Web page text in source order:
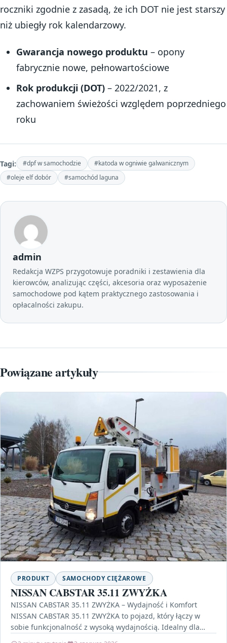
roczniki zgodnie z zasadą, że ich DOT nie jest starszy
niż ubiegły rok kalendarzowy.
Gwarancja nowego produktu – opony
fabrycznie nowe, pełnowartościowe
Rok produkcji (DOT)– 2022/2021, z
zachowaniem świeżości względem poprzedniego
roku
Tagi: #dpf w samochodzie
#katoda w ogniwie galwanicznym
#oleje elf dobór
#samochód laguna
admin
Redakcja WZPS przygotowuje poradniki i zestawienia dla
kierowców, analizując części, akcesoria oraz wyposażenie
samochodowe pod kątem praktycznego zastosowania i
opłacalności zakupu.
Powiązane artykuły
PRODUKT SAMOCHODY CIĘŻAROWE
NISSAN CABSTAR 35.11 ZWYŻKA
NISSAN CABSTAR 35.11 ZWYŻKA – Wydajność i Komfort
NISSAN CABSTAR 35.11 ZWYŻKA to pojazd, który łączy w
sobie funkcjonalność z wysoką wydajnością. Idealny dla…